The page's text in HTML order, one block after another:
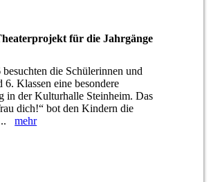
für die Jahrgänge
die Schülerinnen und
6. Klassen eine besondere
in der Kulturhalle Steinheim. Das
dich!“ bot den Kindern die
mehr